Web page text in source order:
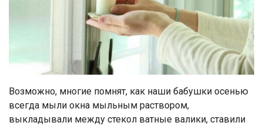
Возможно, многие помнят, как наши бабушки осенью
всегда мыли окна мыльным раствором,
выкладывали между стекол ватные валики, ставили